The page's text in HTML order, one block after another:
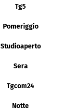
Tg5
Pomeriggio
Studioaperto
Sera
Tgcom24
Notte